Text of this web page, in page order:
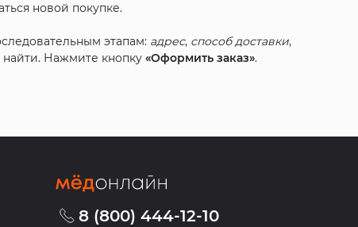
новой покупке.
этапам: адрес, способ доставки,
найти. Нажмите кнопку«Оформить заказ».
8 (800) 444-12-10